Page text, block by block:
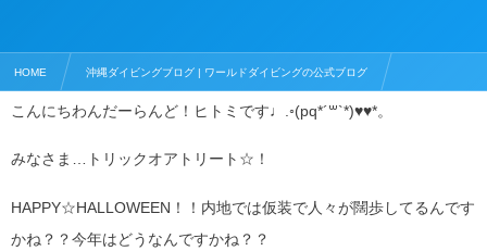
HOME 沖縄ダイビングブログ | ワールドダイビングの公式ブログ
ファンダイビング HAPPY☆HALLOWEEN♩.◦(pq*´꒳`*)♥♥*。
こんにちわんだーらんど！ヒトミです♩.◦(pq*´꒳`*)♥♥*。
みなさま…トリックオアトリート☆！
HAPPY☆HALLOWEEN！！内地では仮装で人々が闊歩してるんです
かね？？今年はどうなんですかね？？